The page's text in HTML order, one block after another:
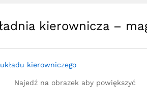
kierownicza –
Najedź na obrazek aby powiększyć